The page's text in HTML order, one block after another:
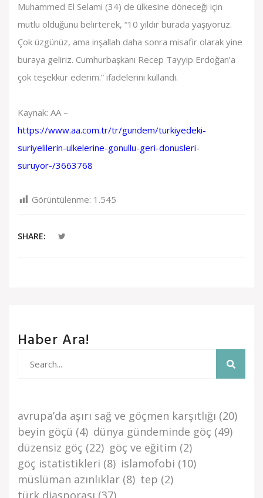
Muhammed El Selami (34) de ülkesine döneceği için
mutlu olduğunu belirterek, “10 yıldır burada yaşıyoruz.
Çok üzgünüz, ama inşallah daha sonra misafir olarak yine
buraya geliriz. Cumhurbaşkanı Recep Tayyip Erdoğan’a
çok teşekkür ederim.” ifadelerini kullandı.
Kaynak: AA –
https://www.aa.com.tr/tr/gundem/turkiyedeki-
suriyelilerin-ulkelerine-gonullu-geri-donusleri-
suruyor-/3663768
Görüntülenme: 1.545
SHARE:
Haber Ara!
avrupa’da aşiri sağ ve göçmen karşitliği (20)
beyi̇n göçü (4) dünya gündemi̇nde göç (49)
düzensi̇z göç (22) göç ve eği̇ti̇m (2)
göç i̇stati̇sti̇kleri̇ (8) islamofobi (10)
müslüman azınlıklar (8) tep (2)
türk di̇asporasi (37)